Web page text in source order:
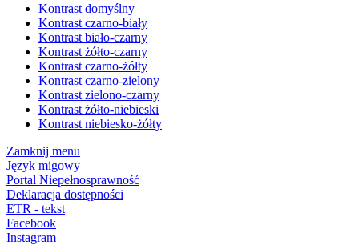
Kontrast domyślny
Kontrast czarno-biały
Kontrast biało-czarny
Kontrast żółto-czarny
Kontrast czarno-żółty
Kontrast czarno-zielony
Kontrast zielono-czarny
Kontrast żółto-niebieski
Kontrast niebiesko-żółty
Zamknij menu
Język migowy
Portal Niepełnosprawność
Deklaracja dostępności
ETR - tekst
Facebook
Instagram